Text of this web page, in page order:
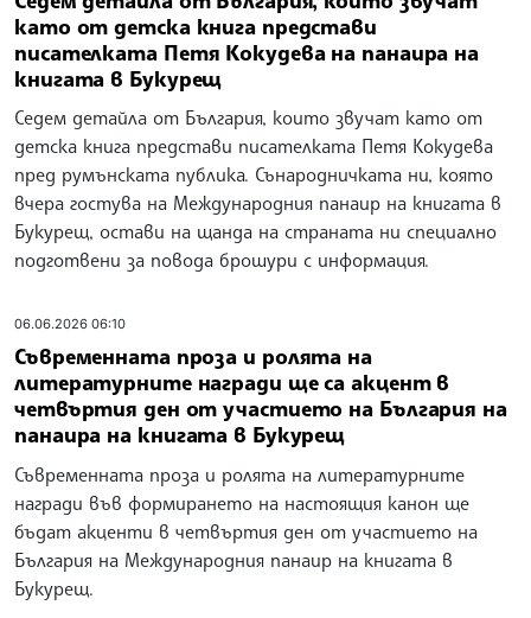
Дневникът на Георги Димитров в превод на
румънски език бе представен на българския
щанд на Международния панаир на книгата в
Букурещ
Дневникът на Георги Димитров в превод на румънски
език бе представен на българския щанд на
Международния панаир на книгата „Букфест“ в
Букурещ. Той обхваща периода от 1933 до 1949 г.
С три събития ще бъде отбелязано
Международния панаир на книгата в Букурещ
Българското участие на Международния панаир на
книгата „Букфест“ в Букурещ днес ще бъде отбелязано
с три събития.
06.06.2026 19:36
Писателите, наградите и литературата
като рентген на обществото бяха акцент в